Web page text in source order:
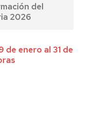
del
2026
de enero al 31 de